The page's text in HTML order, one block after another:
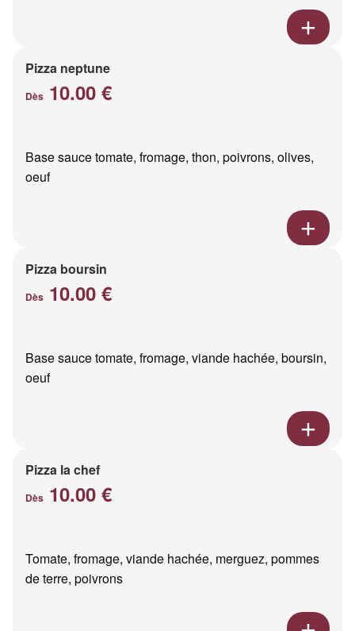
Pizza neptune
Dès 10.00 €
Base sauce tomate, fromage, thon, poivrons, olives,
oeuf
Pizza boursin
Dès 10.00 €
Base sauce tomate, fromage, viande hachée, boursin,
oeuf
Pizza la chef
Dès 10.00 €
Tomate, fromage, viande hachée, merguez, pommes
de terre, poivrons